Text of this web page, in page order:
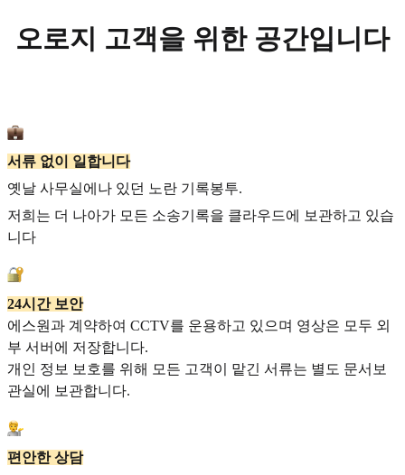
오로지 고객을 위한 공간입니다
서류 없이 일합니다
옛날 사무실에나 있던 노란 기록봉투.
저희는 더 나아가 모든 소송기록을 클라우드에 보관하고 있습
니다
24시간 보안
에스원과 계약하여 CCTV를 운용하고 있으며 영상은 모두 외
부 서버에 저장합니다.
개인 정보 보호를 위해 모든 고객이 맡긴 서류는 별도 문서보
관실에 보관합니다.
편안한 상담